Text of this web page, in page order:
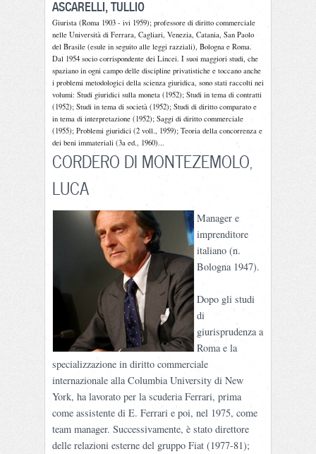
ASCARELLI, TULLIO
Giurista (Roma 1903 - ivi 1959); professore di diritto commerciale
nelle Università di Ferrara, Cagliari, Venezia, Catania, San Paolo
del Brasile (esule in seguito alle leggi razziali), Bologna e Roma.
Dal 1954 socio corrispondente dei Lincei. I suoi maggiori studi, che
spaziano in ogni campo delle discipline privatistiche e toccano anche
i problemi metodologici della scienza giuridica, sono stati raccolti nei
volumi: Studi giuridici sulla moneta (1952); Studi in tema di contratti
(1952); Studi in tema di società (1952); Studi di diritto comparato e
in tema di interpretazione (1952); Saggi di diritto commerciale
(1955); Problemi giuridici (2 voll., 1959); Teoria della concorrenza e
dei beni immateriali (3a ed., 1960)...
CORDERO DI MONTEZEMOLO,
LUCA
Manager e
imprenditore
italiano (n.
Bologna 1947).
Dopo gli studi
di
giurisprudenza a
Roma e la
specializzazione in diritto commerciale
internazionale alla Columbia University di New
York, ha lavorato per la scuderia Ferrari, prima
come assistente di E. Ferrari e poi, nel 1975, come
team manager. Successivamente, è stato direttore
delle relazioni esterne del gruppo Fiat (1977-81);